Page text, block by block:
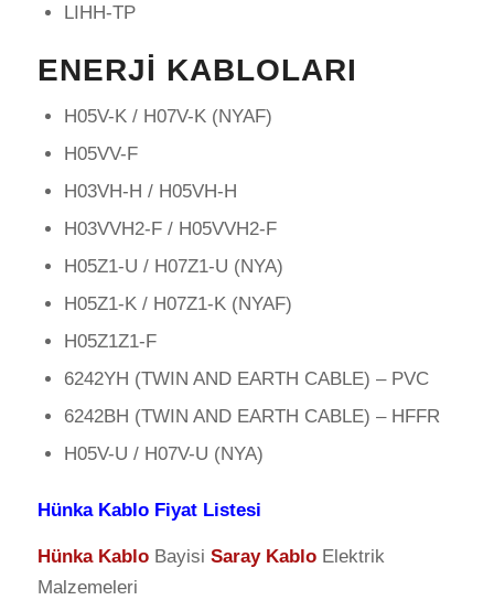
LIHH-TP
ENERJI KABLOLARI
H05V-K / H07V-K (NYAF)
H05VV-F
H03VH-H / H05VH-H
H03VVH2-F / H05VVH2-F
H05Z1-U / H07Z1-U (NYA)
H05Z1-K / H07Z1-K (NYAF)
H05Z1Z1-F
6242YH (TWIN AND EARTH CABLE) – PVC
6242BH (TWIN AND EARTH CABLE) – HFFR
H05V-U / H07V-U (NYA)
Hünka Kablo Fiyat Listesi
Hünka Kablo Bayisi Saray Kablo Elektrik
Malzemeleri